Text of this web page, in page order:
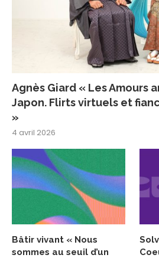
Agnès Giard « Les Amours
Japon. Flirts virtuels et
»
4 avril 2026
Bâtir vivant « Nous
sommes au seuil d’un